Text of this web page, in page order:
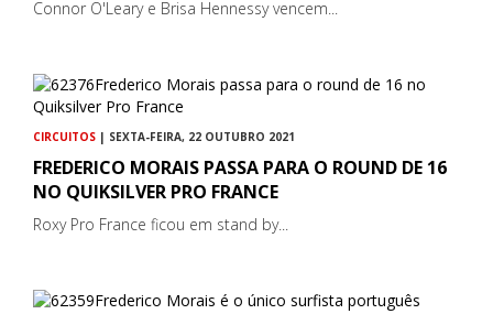
Connor O'Leary e Brisa Hennessy vencem...
CIRCUITOS | SEXTA-FEIRA, 22 OUTUBRO 2021
FREDERICO MORAIS PASSA PARA O ROUND DE 16
NO QUIKSILVER PRO FRANCE
Roxy Pro France ficou em stand by...